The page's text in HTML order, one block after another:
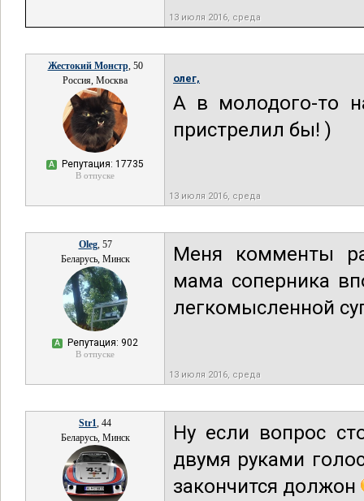
13 июля 2016, среда
Жестокий Монстр, 50
Россия, Москва
А Репутация: 17735
В отпуске
олег,
А в молодого-то
пристрелил бы! )
13 июля 2016, среда
Oleg, 57
Беларусь, Минск
А Репутация: 902
В отпуске
Меня комменты
мама соперника
легкомысленной
13 июля 2016, среда
Str1, 44
Беларусь, Минск
Ну если вопрос
двумя руками
закончится должон